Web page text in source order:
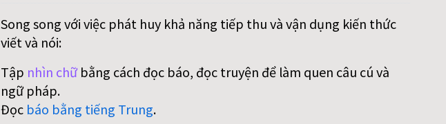
Song song với việc phát huy khả năng tiếp thu và vận dụng kiến thức
viết và nói:
Tập nhìn chữbằng cách đọc báo, đọc truyện để làm quen câu cú và
ngữ pháp.
Đọc báo bằng tiếng Trung.